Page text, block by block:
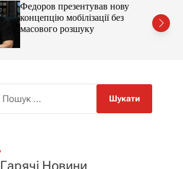
к
а
р
о
Федоров презентував нову
концепцію мобілізації без
масового розшуку
Гарячі Новини